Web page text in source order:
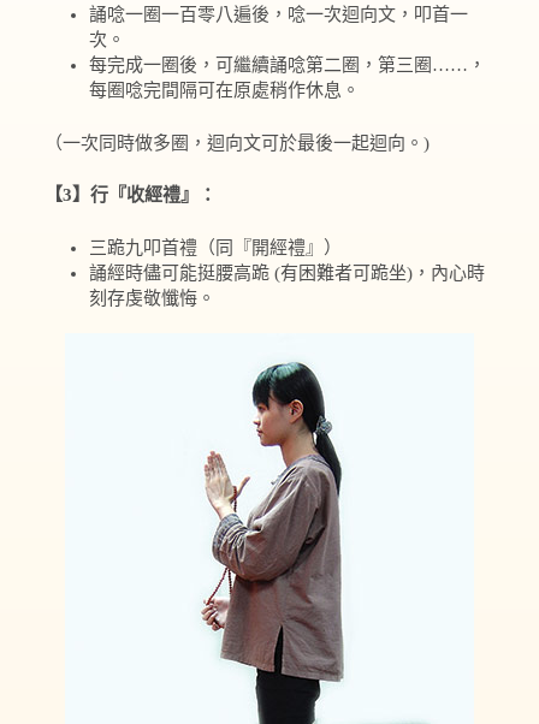
誦唸一圈一百零八遍後，唸一次迴向文，叩首一
次。
每完成一圈後，可繼續誦唸第二圈，第三圈……，
每圈唸完間隔可在原處稍作休息。
（一次同時做多圈，迴向文可於最後一起迴向。)
【3】行『收經禮』：
三跪九叩首禮（同『開經禮』）
誦經時儘可能挺腰高跪 (有困難者可跪坐)，內心時
刻存虔敬懺悔。